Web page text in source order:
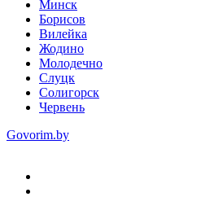
Минск
Борисов
Вилейка
Жодино
Молодечно
Слуцк
Солигорск
Червень
Govorim.by